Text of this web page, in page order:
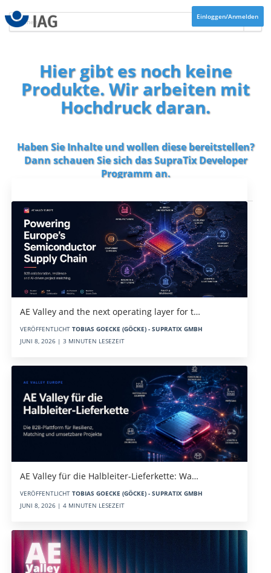
Einloggen/Anmelden
Hier gibt es noch keine
Produkte. Wir arbeiten mit
Hochdruck daran.
Haben Sie Inhalte und wollen diese bereitstellen?
Dann schauen Sie sich dasSupraTix Developer
Programman.
AE Valley and the next operating layer for t…
VERÖFFENTLICHT TOBIAS GOECKE (GÖCKE) - SUPRATIX GMBH
JUNI 8, 2026 | 3 MINUTEN LESEZEIT
AE Valley für die Halbleiter-Lieferkette: Wa…
VERÖFFENTLICHT TOBIAS GOECKE (GÖCKE) - SUPRATIX GMBH
JUNI 8, 2026 | 4 MINUTEN LESEZEIT